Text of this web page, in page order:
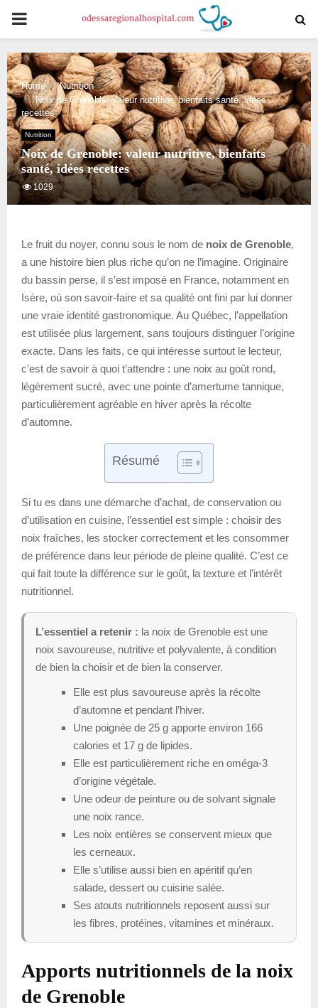
PRIMARY
MENU
Home
Nutrition
Noix de Grenoble: valeur nutritive, bienfaits santé, idées
recettes
Nutrition
Noix de Grenoble: valeur nutritive, bienfaits
santé, idées recettes
1029
Le fruit du noyer, connu sous le nom de noix de Grenoble,
a une histoire bien plus riche qu’on ne l’imagine. Originaire
du bassin perse, il s’est imposé en France, notamment en
Isère, où son savoir-faire et sa qualité ont fini par lui donner
une vraie identité gastronomique. Au Québec, l’appellation
est utilisée plus largement, sans toujours distinguer l’origine
exacte. Dans les faits, ce qui intéresse surtout le lecteur,
c’est de savoir à quoi t’attendre : une noix au goût rond,
légèrement sucré, avec une pointe d’amertume tannique,
particulièrement agréable en hiver après la récolte
d’automne.
Résumé
Si tu es dans une démarche d’achat, de conservation ou
d’utilisation en cuisine, l’essentiel est simple : choisir des
noix fraîches, les stocker correctement et les consommer
de préférence dans leur période de pleine qualité. C’est ce
qui fait toute la différence sur le goût, la texture et l’intérêt
nutritionnel.
L’essentiel a retenir : la noix de Grenoble est une
noix savoureuse, nutritive et polyvalente, à condition
de bien la choisir et de bien la conserver.
Elle est plus savoureuse après la récolte
d’automne et pendant l’hiver.
Une poignée de 25 g apporte environ 166
calories et 17 g de lipides.
Elle est particulièrement riche en oméga-3
d’origine végétale.
Une odeur de peinture ou de solvant signale
une noix rance.
Les noix entières se conservent mieux que
les cerneaux.
Elle s’utilise aussi bien en apéritif qu’en
salade, dessert ou cuisine salée.
Ses atouts nutritionnels reposent aussi sur
les fibres, protéines, vitamines et minéraux.
Apports nutritionnels de la noix
de Grenoble